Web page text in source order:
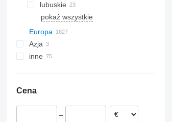
Herby
Działoszyn
Ozorków
Pabianice
Kojszówka
Niepołomice
Bochnia
lubuskie
Zielona Góra
Smolno Wielkie
Opole
Prudnik
Rumia
Łuków
Chełm
Inowrocław
Przemyśl
Koszalin
Strawczyn
pokaż wszystkie
Europa
Litwa
Belgia
Azja
inne
Cena
–